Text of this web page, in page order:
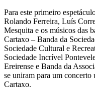
Para este primeiro
Rolando Ferreira, Luís
Mesquita e os músicos das
Cartaxo – Banda da
Sociedade Cultural e
Sociedade Incrível
Ereirense e Banda da
se uniram para um
Cartaxo.